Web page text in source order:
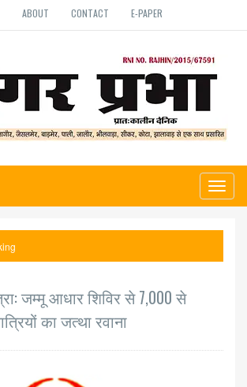
ABOUT CONTACT E-PAPER
जम्मू आधार शिविर से 7,000 से
का जत्था रवाना